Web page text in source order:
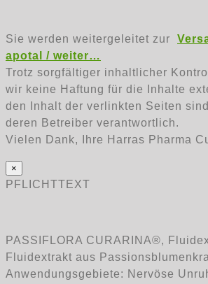
Sie werden weitergeleitet zur
apotal / weiter…
Trotz sorgfältiger inhaltlicher
wir keine Haftung für die Inhalte
den Inhalt der verlinkten Seiten
deren Betreiber verantwortlich.
Vielen Dank, Ihre Harras Pharma
×
PFLICHTTEXT
PASSIFLORA CURARINA®,
Fluidextrakt aus
Anwendungsgebiete: Nervöse